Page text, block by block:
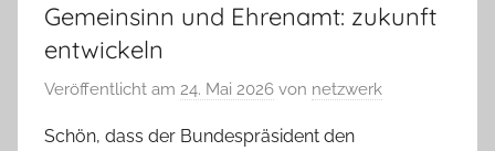
Gemeinsinn und Ehrenamt: zukunft
entwickeln
Veröffentlicht am 24. Mai 2026 von netzwerk
Schön, dass der Bundespräsident den